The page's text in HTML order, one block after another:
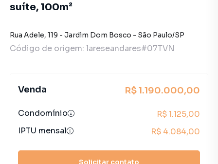
suíte, 100m²
Rua Adele, 119 - Jardim Dom Bosco - São Paulo/SP
Código de origem: lareseandares#07TVN
Venda R$ 1.190.000,00
Condomínio
R$ 1.125,00
IPTU mensal
R$ 4.084,00
Solicitar contato